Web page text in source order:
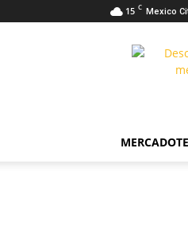
15 C Mexico